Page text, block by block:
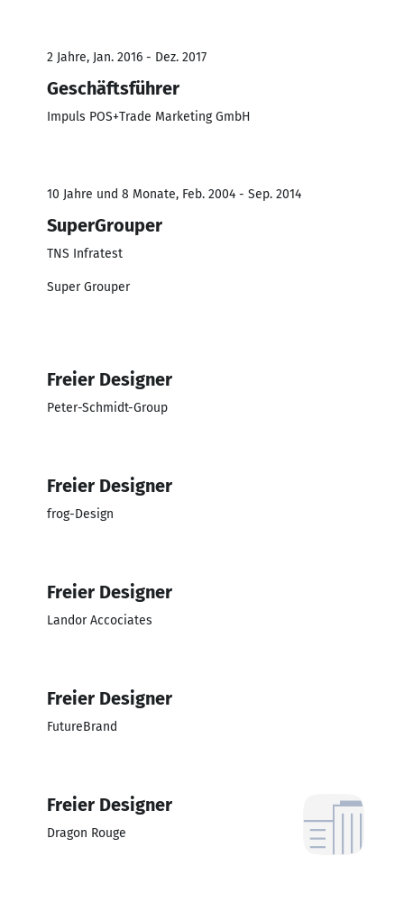
2 Jahre, Jan. 2016 - Dez. 2017
Geschäftsführer
Impuls POS+Trade Marketing GmbH
10 Jahre und 8 Monate, Feb. 2004 - Sep. 2014
SuperGrouper
TNS Infratest
Super Grouper
Freier Designer
Peter-Schmidt-Group
Freier Designer
frog-Design
Freier Designer
Landor Accociates
Freier Designer
FutureBrand
Freier Designer
Dragon Rouge